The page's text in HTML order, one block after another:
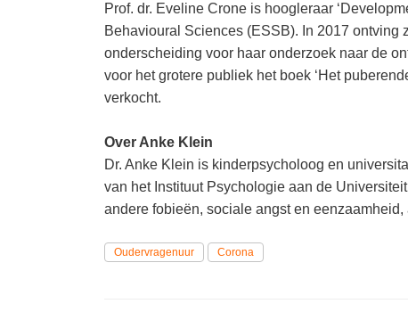
Prof. dr. Eveline Crone is hoogleraar
Behavioural Sciences (ESSB). In 2017
onderscheiding voor haar onderzoek naar de
voor het grotere publiek het boek ‘Het
verkocht.
Over Anke Klein
Dr. Anke Klein is kinderpsycholoog en
van het Instituut Psychologie aan de
andere fobieën, sociale angst en
Oudervragenuur Corona